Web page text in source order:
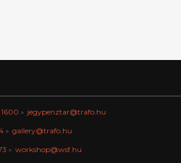
1600 jegypenztar@trafo.hu
gallery@trafo.hu
workshop@wsf.hu